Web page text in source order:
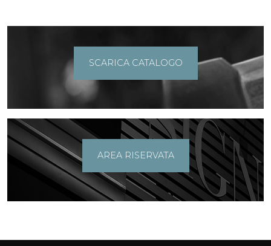
SCARICA CATALOGO
AREA RISERVATA